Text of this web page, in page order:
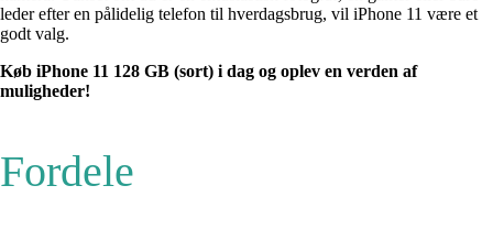
leder efter en pålidelig telefon til hverdagsbrug, vil iPhone 11 være et
godt valg.
Køb iPhone 11 128 GB (sort) i dag og oplev en verden af
muligheder!
Fordele